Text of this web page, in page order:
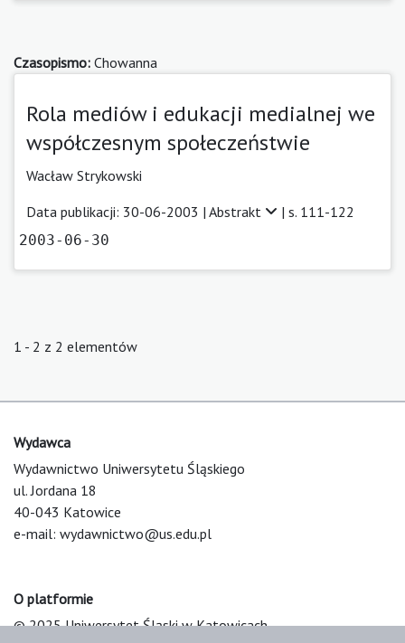
Czasopismo: Chowanna
Rola mediów i edukacji medialnej we
współczesnym społeczeństwie
Wacław Strykowski
Data publikacji: 30-06-2003 | Abstrakt | s. 111-122
2003-06-30
1 - 2 z 2 elementów
Wydawca
Wydawnictwo Uniwersytetu Śląskiego
ul. Jordana 18
40-043 Katowice
e-mail: wydawnictwo@us.edu.pl
O platformie
© 2025 Uniwersytet Śląski w Katowicach